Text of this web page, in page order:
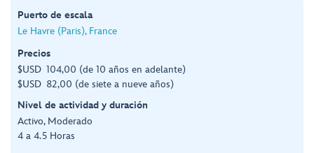
Puerto de escala
Le Havre (Paris), France
Precios
$USD 104,00 (de 10 años en adelante)
$USD 82,00 (de siete a nueve años)
Nivel de actividad y duración
Activo, Moderado
4 a 4.5 Horas